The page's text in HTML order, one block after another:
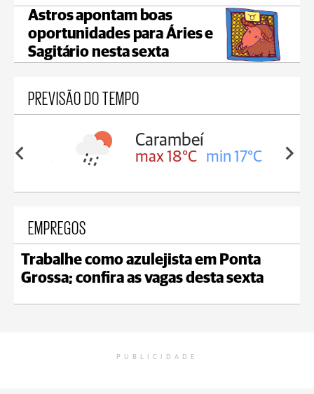
Astros apontam boas
oportunidades para Áries e
Sagitário nesta sexta
PREVISÃO DO TEMPO
18°C
Carambeí
max 18°C min 17°C
EMPREGOS
Trabalhe como azulejista em Ponta
Grossa; confira as vagas desta sexta
PUBLICIDADE